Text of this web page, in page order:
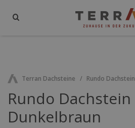
Terran Dachsteine Rundo Dachstein
Rundo Dachstein
Dunkelbraun